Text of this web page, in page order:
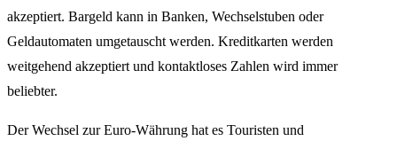
akzeptiert. Bargeld kann in Banken, Wechselstuben oder
Geldautomaten umgetauscht werden. Kreditkarten werden
weitgehend akzeptiert und kontaktloses Zahlen wird immer
beliebter.
Der Wechsel zur Euro-Währung hat es Touristen und